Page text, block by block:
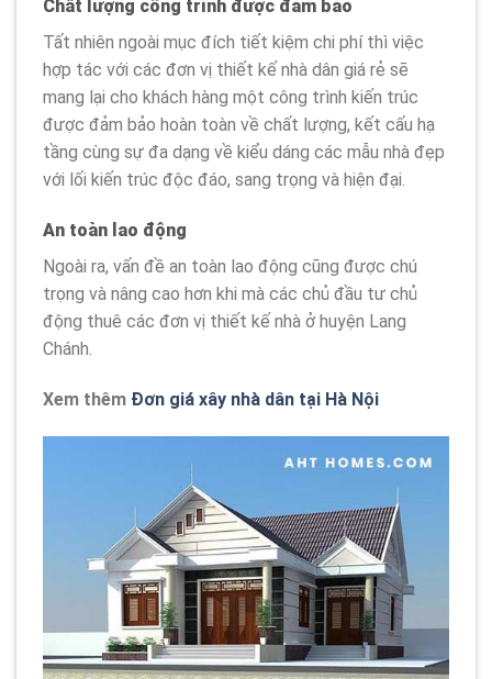
Chất lượng công trình được đảm bảo
Tất nhiên ngoài mục đích tiết kiệm chi phí thì việc
hợp tác với các đơn vị thiết kế nhà dân giá rẻ sẽ
mang lại cho khách hàng một công trình kiến trúc
được đảm bảo hoàn toàn về chất lượng, kết cấu hạ
tầng cùng sự đa dạng về kiểu dáng các mẫu nhà đẹp
với lối kiến trúc độc đáo, sang trọng và hiện đại.
An toàn lao động
Ngoài ra, vấn đề an toàn lao động cũng được chú
trọng và nâng cao hơn khi mà các chủ đầu tư chủ
động thuê các đơn vị thiết kế nhà ở huyện Lang
Chánh.
Xem thêm Đơn giá xây nhà dân tại Hà Nội